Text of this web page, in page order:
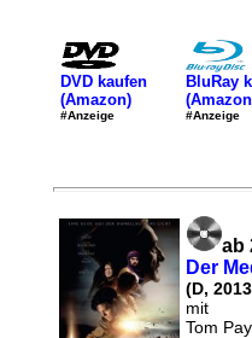
DVD kaufen
(Amazon)
#Anzeige
BluRay
#Anzeige
ab
Der
(D,
mit
Tom